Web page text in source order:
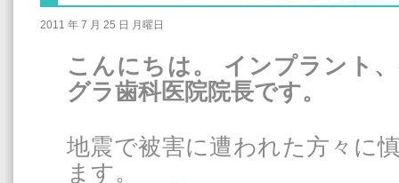
2011 年 7 月 25 日 月曜日
こんにちは。 インプラント
グラ歯科医院院長です。
地震で被害に遭われた方々に
ます。